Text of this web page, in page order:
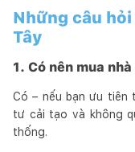
Những câu
Tây
1. Có nên mua
Có – nếu bạn ưu tiên
tư cải tạo và không
thống.